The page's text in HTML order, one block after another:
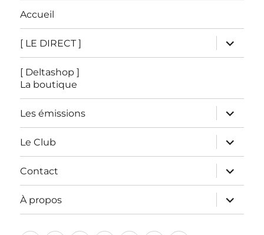
Accueil
[ LE DIRECT ]
ouvrir
le
sous-
[ Deltashop ]
La boutique
Les émissions
ouvrir
le
sous-
menu
Le Club
ouvrir
le
sous-
menu
Contact
ouvrir
le
sous-
menu
À propos
ouvrir
le
sous-